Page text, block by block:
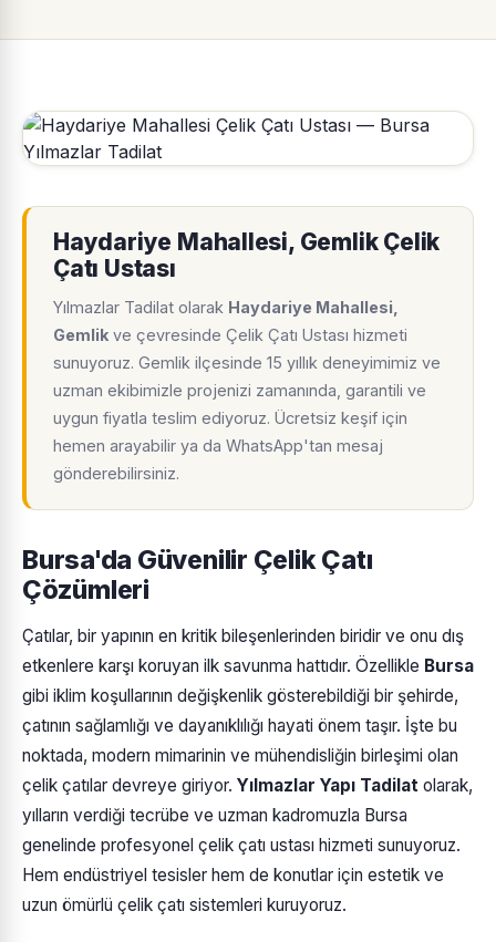
Haydariye Mahallesi, Gemlik Çelik
Çatı Ustası
Yılmazlar Tadilat olarak Haydariye Mahallesi,
Gemlik ve çevresinde Çelik Çatı Ustası hizmeti
sunuyoruz. Gemlik ilçesinde 15 yıllık deneyimimiz ve
uzman ekibimizle projenizi zamanında, garantili ve
uygun fiyatla teslim ediyoruz. Ücretsiz keşif için
hemen arayabilir ya da WhatsApp'tan mesaj
gönderebilirsiniz.
Bursa'da Güvenilir Çelik Çatı
Çözümleri
Çatılar, bir yapının en kritik bileşenlerinden biridir ve onu dış
etkenlere karşı koruyan ilk savunma hattıdır. Özellikle Bursa
gibi iklim koşullarının değişkenlik gösterebildiği bir şehirde,
çatının sağlamlığı ve dayanıklılığı hayati önem taşır. İşte bu
noktada, modern mimarinin ve mühendisliğin birleşimi olan
çelik çatılar devreye giriyor. Yılmazlar Yapı Tadilat olarak,
yılların verdiği tecrübe ve uzman kadromuzla Bursa
genelinde profesyonel çelik çatı ustası hizmeti sunuyoruz.
Hem endüstriyel tesisler hem de konutlar için estetik ve
uzun ömürlü çelik çatı sistemleri kuruyoruz.